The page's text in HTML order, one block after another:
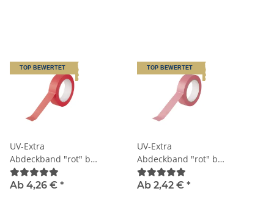
TOP BEWERTET
UV-Extra
Abdeckband "rot" bis
4 Monate Sorte K060
Ab 4,26 € *
TOP BEWERTET
UV-Extra
Abdeckband "rot" bis
3 Monate Sorte K061
Ab 2,42 € *